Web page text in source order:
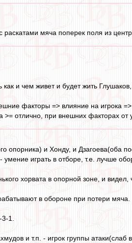
мяча поперек поля из
и чем живет и будет жить
факторы => влияние на игрока =>
>= отлично, при внешних факторах
опорника) и Хонду, и Дзагоева(оба
играть в отборе, т.е. лучше
хорвата в опорной зоне, и видел,
в обороне при потери мяча.
1.
и т.п. - игрок группы